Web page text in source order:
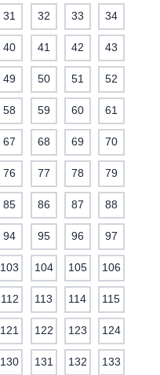
31 32 33 34
40 41 42 43
49 50 51 52
58 59 60 61
67 68 69 70
76 77 78 79
85 86 87 88
94 95 96 97
103 104 105 106
112 113 114 115
121 122 123 124
130 131 132 133